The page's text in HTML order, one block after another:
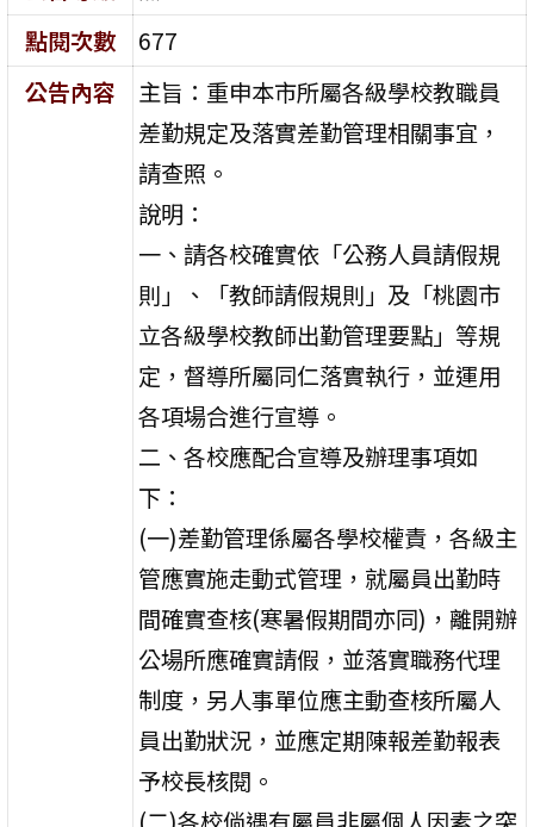
點閱次數
677
公告內容
主旨：重申本市所屬各級學校教職員
差勤規定及落實差勤管理相關事宜，
請查照。
說明：
一、請各校確實依「公務人員請假規
則」、「教師請假規則」及「桃園市
立各級學校教師出勤管理要點」等規
定，督導所屬同仁落實執行，並運用
各項場合進行宣導。
二、各校應配合宣導及辦理事項如
下：
(一)差勤管理係屬各學校權責，各級主
管應實施走動式管理，就屬員出勤時
間確實查核(寒暑假期間亦同)，離開辦
公場所應確實請假，並落實職務代理
制度，另人事單位應主動查核所屬人
員出勤狀況，並應定期陳報差勤報表
予校長核閱。